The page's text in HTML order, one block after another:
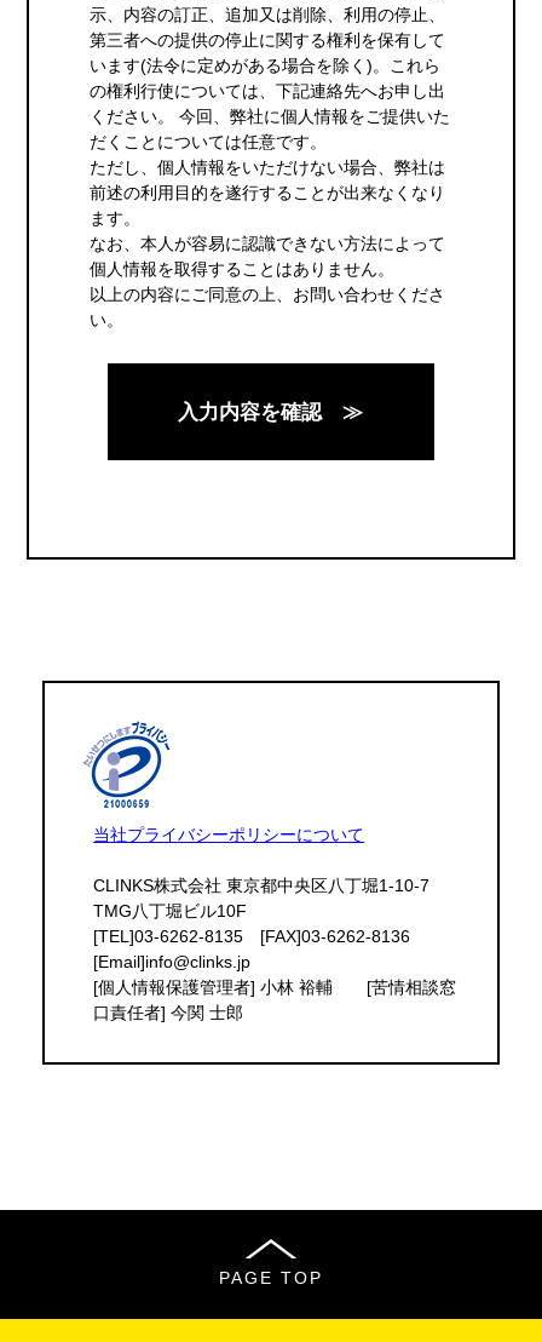
示、内容の訂正、追加又は削除、利用の停止、
第三者への提供の停止に関する権利を保有して
います(法令に定めがある場合を除く)。これら
の権利行使については、下記連絡先へお申し出
ください。 今回、弊社に個人情報をご提供いた
だくことについては任意です。
ただし、個人情報をいただけない場合、弊社は
前述の利用目的を遂行することが出来なくなり
ます。
なお、本人が容易に認識できない方法によって
個人情報を取得することはありません。
以上の内容にご同意の上、お問い合わせくださ
い。
当社プライバシーポリシーについて
CLINKS株式会社 東京都中央区八丁堀1-10-7
TMG八丁堀ビル10F
[TEL]03-6262-8135 [FAX]03-6262-8136
[Email]info@clinks.jp
[個人情報保護管理者] 小林 裕輔 [苦情相談窓
口責任者] 今関 士郎
PAGE TOP